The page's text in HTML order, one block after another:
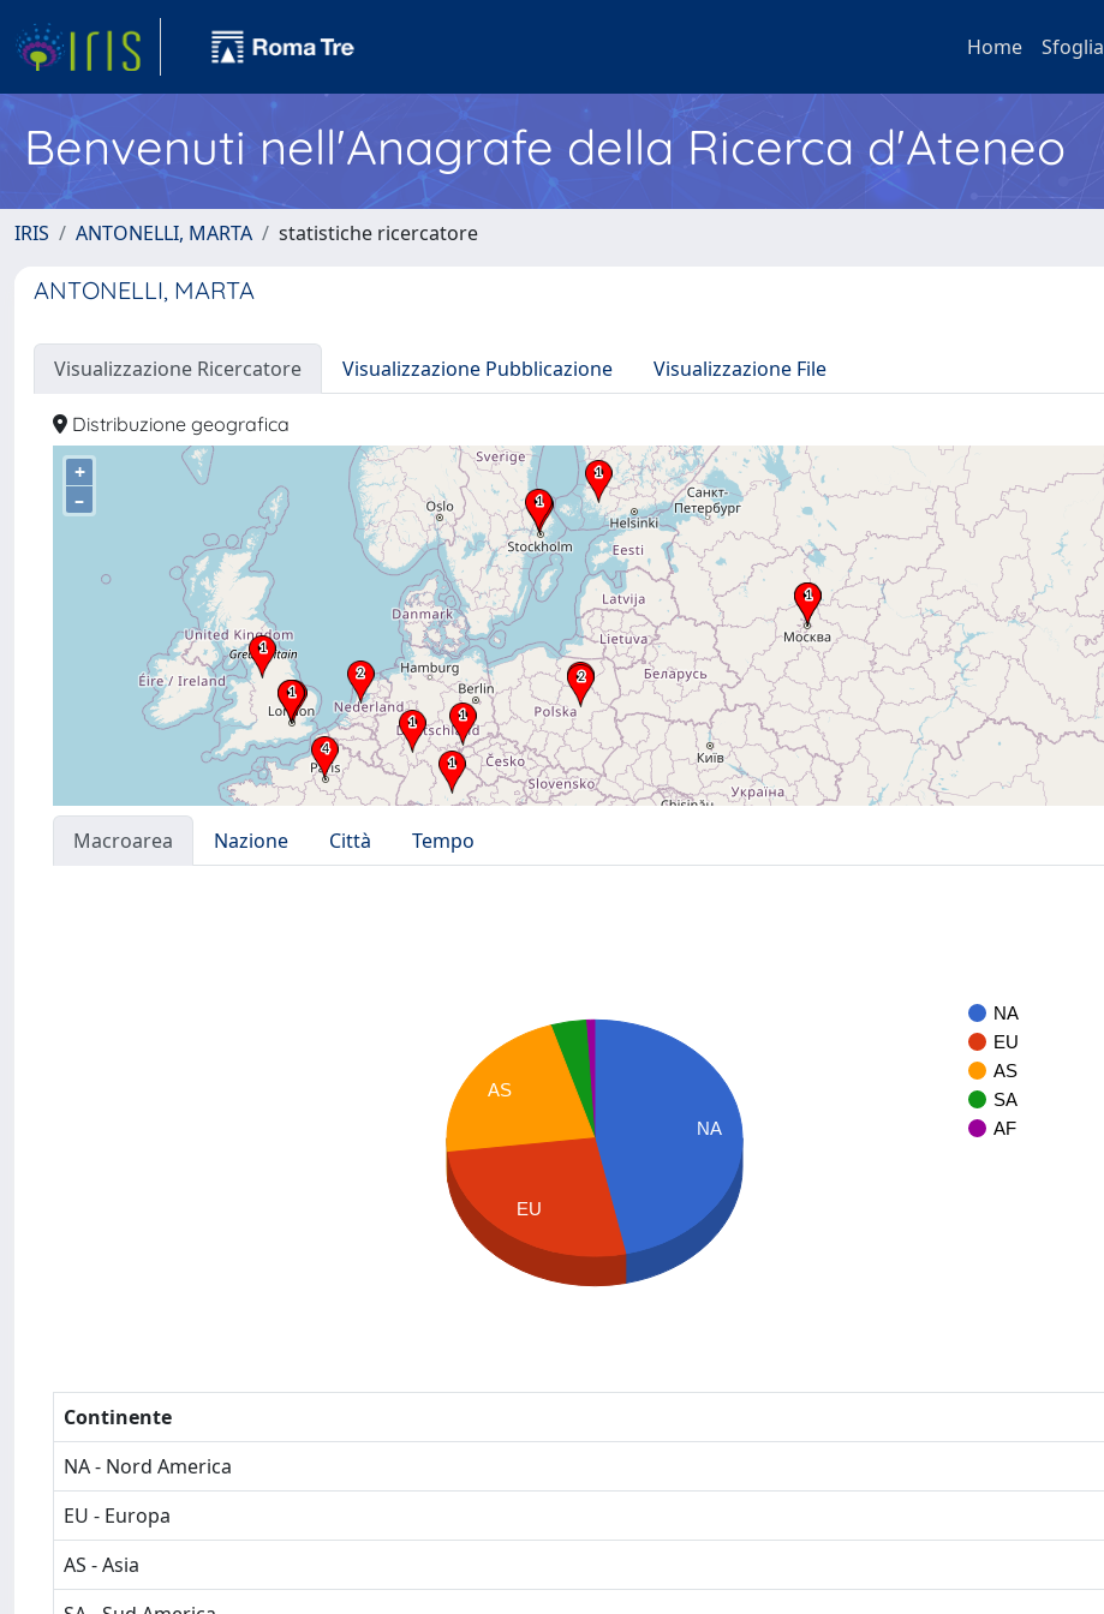
Home Sfoglia
Benvenuti nell'Anagrafe della Ricerca d'Ateneo
IRIS ANTONELLI, MARTA statistiche ricercatore
ANTONELLI, MARTA
Visualizzazione Ricercatore Visualizzazione Pubblicazione Visualizzazione File
Distribuzione geografica
+
–
Macroarea Nazione Città
Tempo
NA
EU
AS
SA
AF
NA
AS
EU
Continente
NA - Nord America
EU - Europa
AS - Asia